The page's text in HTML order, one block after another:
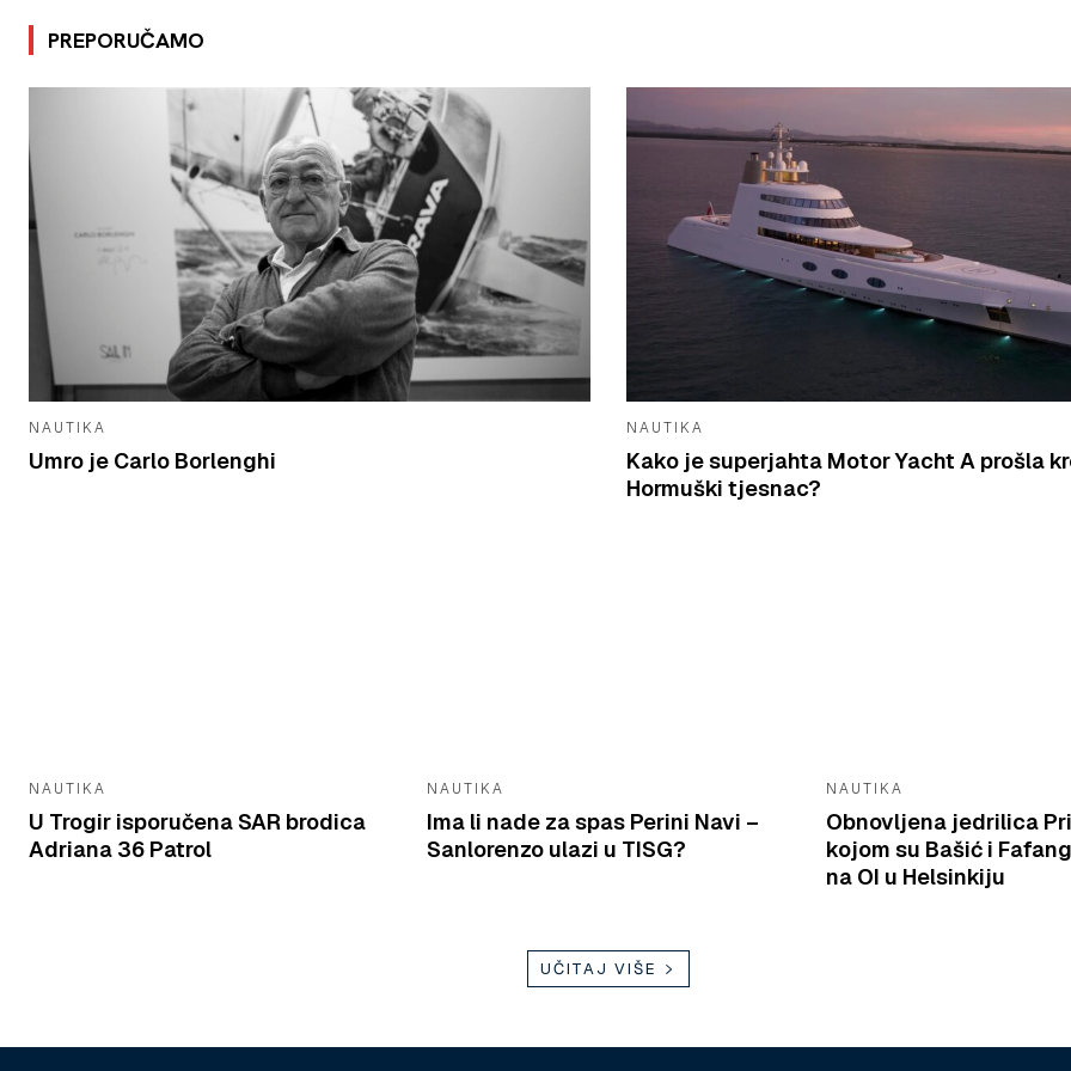
PREPORUČAMO
NAUTIKA
Umro je Carlo Borlenghi
NAUTIKA
Kako je superjahta Motor Yacht A prošla
Hormuški tjesnac?
NAUTIKA
U Trogir isporučena SAR brodica
Adriana 36 Patrol
NAUTIKA
Ima li nade za spas Perini Navi –
Sanlorenzo ulazi u TISG?
NAUTIKA
Obnovljena jedrilica
kojom su Bašić i
na OI u Helsinkiju
UČITAJ VIŠE